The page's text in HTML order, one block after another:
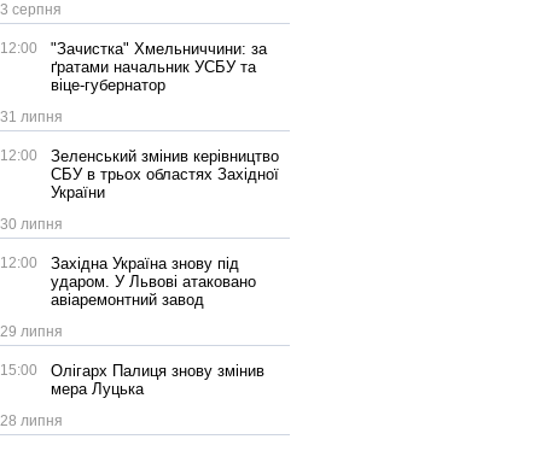
3 серпня
12:00
"Зачистка" Хмельниччини: за
ґратами начальник УСБУ та
віце-губернатор
31 липня
12:00
Зеленський змінив керівництво
СБУ в трьох областях Західної
України
30 липня
12:00
Західна Україна знову під
ударом. У Львові атаковано
авіаремонтний завод
29 липня
15:00
Олігарх Палиця знову змінив
мера Луцька
28 липня